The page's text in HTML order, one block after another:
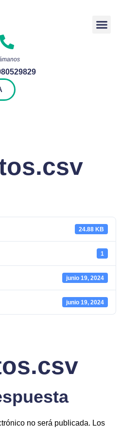
24.88 KB
1
junio 19, 2024
junio 19, 2024
no será publicada. Los